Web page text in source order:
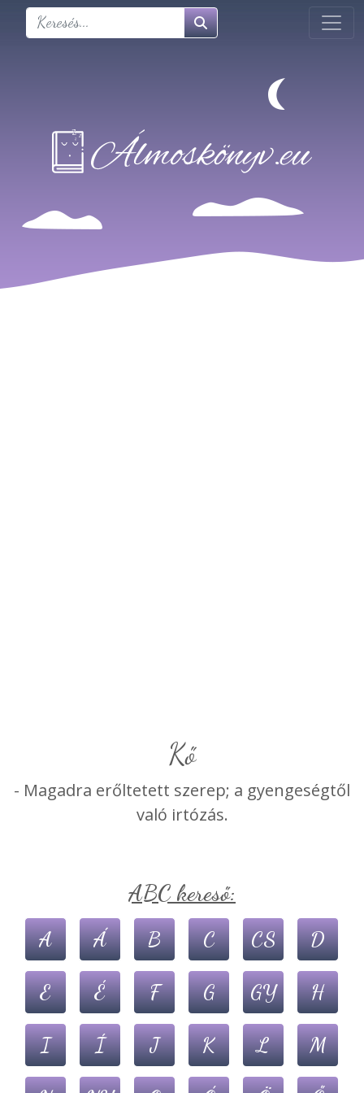
kő
- Magadra erőltetett szerep; a gyengeségtől
való irtózás.
ABC kereső:
A Á B C CS D
E É F G GY H
I Í J K L M